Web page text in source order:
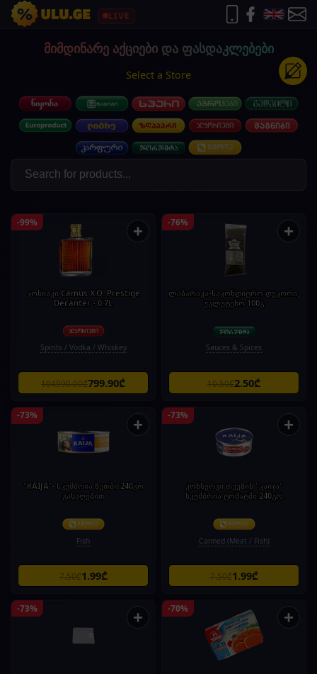
LIVE
მიმდინარე აქციები და ფასდაკლებები
Select a Store
-99% +
კონიაკი Camus X.O. Prestige
Decanter - 0.7L
Spirits / Vodka / Whiskey
104990.00₾799.90₾
-76% +
ლაბარაკა-საკონდიტრო დეკორი,
უგლუტენო 100გ
Sauces & Spices
10.50₾2.50₾
-73% +
"KAIJA"- სკუმბრია ზეთში 240გრ
გასაღებით
Fish
7.50₾1.99₾
-73% +
კონსერვი თევზის "კაიჯა"
სკუმბრია ტომატში 240გრ
Canned (Meat / Fish)
7.50₾1.99₾
-73% + -70% +